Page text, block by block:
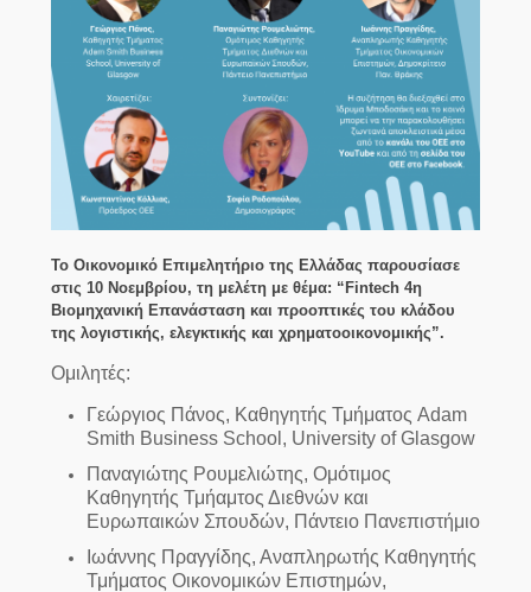
Το Οικονομικό Επιμελητήριο της Ελλάδας παρουσίασε
στις 10 Νοεμβρίου, τη μελέτη με θέμα: “Fintech 4η
Βιομηχανική Επανάσταση και προοπτικές του κλάδου
της λογιστικής, ελεγκτικής και χρηματοοικονομικής”.
Ομιλητές:
Γεώργιος Πάνος, Καθηγητής Τμήματος Adam
Smith Business School, University of Glasgow
Παναγιώτης Ρουμελιώτης, Ομότιμος
Καθηγητής Τμήαμτος Διεθνών και
Ευρωπαικών Σπουδών, Πάντειο Πανεπιστήμιο
Ιωάννης Πραγγίδης, Αναπληρωτής Καθηγητής
Τμήματος Οικονομικών Επιστημών,